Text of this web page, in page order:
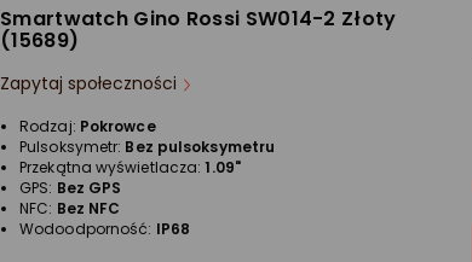
Smartwatch Gino Rossi SW014-2 Złoty
(15689)
Zapytaj społeczności
Rodzaj: Pokrowce
Pulsoksymetr: Bez pulsoksymetru
Przekątna wyświetlacza: 1.09"
GPS: Bez GPS
NFC: Bez NFC
Wodoodporność: IP68